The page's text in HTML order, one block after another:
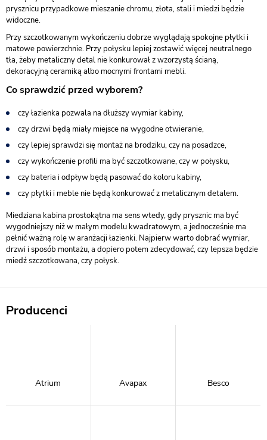
prysznicu przypadkowe mieszanie chromu, złota, stali i miedzi będzie
widoczne.
Przy szczotkowanym wykończeniu dobrze wyglądają spokojne płytki i
matowe powierzchnie. Przy połysku lepiej zostawić więcej neutralnego
tła, żeby metaliczny detal nie konkurował z wzorzystą ścianą,
dekoracyjną ceramiką albo mocnymi frontami mebli.
Co sprawdzić przed wyborem?
czy łazienka pozwala na dłuższy wymiar kabiny,
czy drzwi będą miały miejsce na wygodne otwieranie,
czy lepiej sprawdzi się montaż na brodziku, czy na posadzce,
czy wykończenie profili ma być szczotkowane, czy w połysku,
czy bateria i odpływ będą pasować do koloru kabiny,
czy płytki i meble nie będą konkurować z metalicznym detalem.
Miedziana kabina prostokątna ma sens wtedy, gdy prysznic ma być
wygodniejszy niż w małym modelu kwadratowym, a jednocześnie ma
pełnić ważną rolę w aranżacji łazienki. Najpierw warto dobrać wymiar,
drzwi i sposób montażu, a dopiero potem zdecydować, czy lepsza będzie
miedź szczotkowana, czy połysk.
Producenci
Atrium Avapax Besco